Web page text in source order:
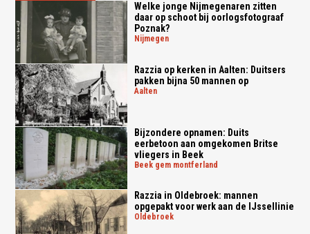
Welke jonge Nijmegenaren zitten
daar op schoot bij oorlogsfotograaf
Poznak?
nijmegen
Razzia op kerken in Aalten: Duitsers
pakken bijna 50 mannen op
aalten
Bijzondere opnamen: Duits
eerbetoon aan omgekomen Britse
vliegers in Beek
beek gem montferland
Razzia in Oldebroek: mannen
opgepakt voor werk aan de IJssellinie
oldebroek